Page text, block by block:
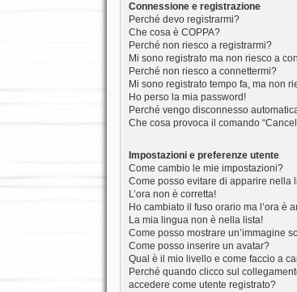
Connessione e registrazione
Perché devo registrarmi?
Che cosa è COPPA?
Perché non riesco a registrarmi?
Mi sono registrato ma non riesco a
Perché non riesco a connettermi?
Mi sono registrato tempo fa, ma non
Ho perso la mia password!
Perché vengo disconnesso
Che cosa provoca il comando
Impostazioni e preferenze utente
Come cambio le mie impostazioni?
Come posso evitare di apparire nella
L’ora non è corretta!
Ho cambiato il fuso orario ma l’ora è
La mia lingua non è nella lista!
Come posso mostrare un’immagine
Come posso inserire un avatar?
Qual è il mio livello e come faccio a
Perché quando clicco sul
accedere come utente registrato?